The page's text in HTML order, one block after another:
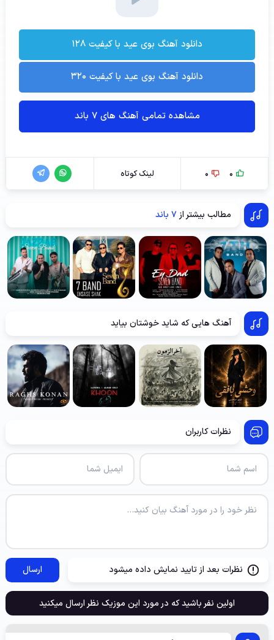
دانلود آهنگ بوی عید با کیفیت ۱۲۸
دانلود آهنگ بوی عید با کیفیت ۳۲۰
مشاهده تمامی آهنگ های 7 باند
0
0 لینک کوتاه
مطالب بیشتر از7 باند
آهنگ هایی که شاید خوشتان بیاید
نظرات کاربران
نظرات بعد از تایید نمایش داده میشود ارسال
اولین نفر باشید که در مورد این موزیک نظر ارسال میکنید